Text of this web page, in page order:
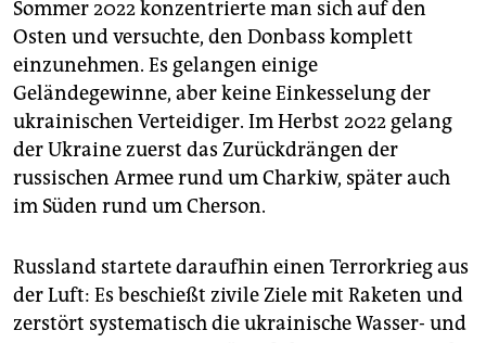
Sommer 2022 konzentrierte man sich auf den
Osten und versuchte, den Donbass komplett
einzunehmen. Es gelangen einige
Geländegewinne, aber keine Einkesselung der
ukrainischen Verteidiger. Im Herbst 2022 gelang
der Ukraine zuerst das Zurückdrängen der
russischen Armee rund um Charkiw, später auch
im Süden rund um Cherson.
Russland startete daraufhin einen Terrorkrieg aus
der Luft: Es beschießt zivile Ziele mit Raketen und
zerstört systematisch die ukrainische Wasser- und